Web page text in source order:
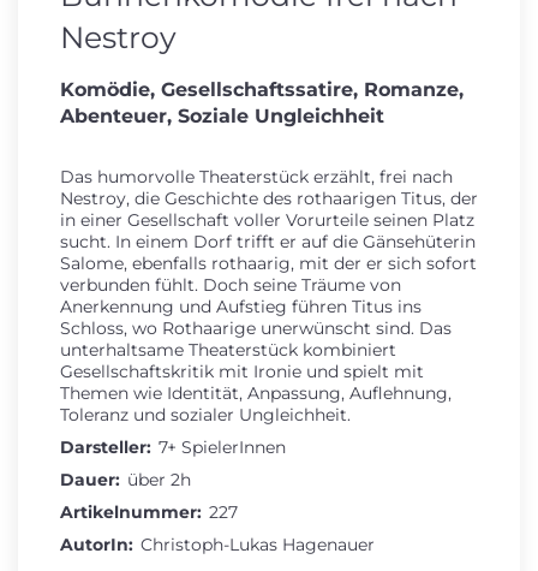
Nestroy
Komödie, Gesellschaftssatire, Romanze,
Abenteuer, Soziale Ungleichheit
Das humorvolle Theaterstück erzählt, frei nach
Nestroy, die Geschichte des rothaarigen Titus, der
in einer Gesellschaft voller Vorurteile seinen Platz
sucht. In einem Dorf trifft er auf die Gänsehüterin
Salome, ebenfalls rothaarig, mit der er sich sofort
verbunden fühlt. Doch seine Träume von
Anerkennung und Aufstieg führen Titus ins
Schloss, wo Rothaarige unerwünscht sind. Das
unterhaltsame Theaterstück kombiniert
Gesellschaftskritik mit Ironie und spielt mit
Themen wie Identität, Anpassung, Auflehnung,
Toleranz und sozialer Ungleichheit.
Darsteller: 7+ SpielerInnen
Dauer: über 2h
Artikelnummer: 227
AutorIn: Christoph-Lukas Hagenauer